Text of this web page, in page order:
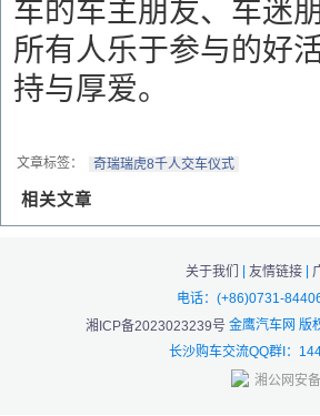
车的车主朋友、车迷
所有人乐于参与的好
持与厚爱。
文章标签： 奇瑞瑞虎8千人交车仪式
相关文章
关于我们 | 友情链接 |
电话：(+86)0731-
湘ICP备2023023239号 金鹰汽车网 版
长沙购车交流QQ群I：
湘公网安